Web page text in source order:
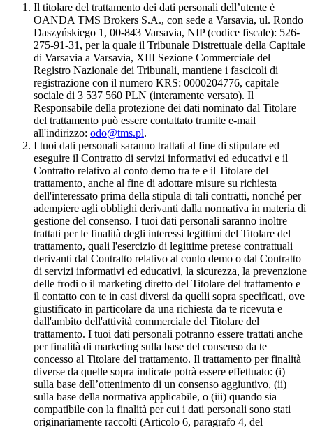
Il titolare del trattamento dei dati personali dell’utente è
OANDA TMS Brokers S.A., con sede a Varsavia, ul. Rondo
Daszyńskiego 1, 00-843 Varsavia, NIP (codice fiscale): 526-
275-91-31, per la quale il Tribunale Distrettuale della Capitale
di Varsavia a Varsavia, XIII Sezione Commerciale del
Registro Nazionale dei Tribunali, mantiene i fascicoli di
registrazione con il numero KRS: 0000204776, capitale
sociale di 3 537 560 PLN (interamente versato). Il
Responsabile della protezione dei dati nominato dal Titolare
del trattamento può essere contattato tramite e-mail
all'indirizzo: odo@tms.pl.
I tuoi dati personali saranno trattati al fine di stipulare ed
eseguire il Contratto di servizi informativi ed educativi e il
Contratto relativo al conto demo tra te e il Titolare del
trattamento, anche al fine di adottare misure su richiesta
dell'interessato prima della stipula di tali contratti, nonché per
adempiere agli obblighi derivanti dalla normativa in materia di
gestione del consenso. I tuoi dati personali saranno inoltre
trattati per le finalità degli interessi legittimi del Titolare del
trattamento, quali l'esercizio di legittime pretese contrattuali
derivanti dal Contratto relativo al conto demo o dal Contratto
di servizi informativi ed educativi, la sicurezza, la prevenzione
delle frodi o il marketing diretto del Titolare del trattamento e
il contatto con te in casi diversi da quelli sopra specificati, ove
giustificato in particolare da una richiesta da te ricevuta e
dall'ambito dell'attività commerciale del Titolare del
trattamento. I tuoi dati personali potranno essere trattati anche
per finalità di marketing sulla base del consenso da te
concesso al Titolare del trattamento. Il trattamento per finalità
diverse da quelle sopra indicate potrà essere effettuato: (i)
sulla base dell’ottenimento di un consenso aggiuntivo, (ii)
sulla base della normativa applicabile, o (iii) quando sia
compatibile con la finalità per cui i dati personali sono stati
originariamente raccolti (Articolo 6, paragrafo 4, del